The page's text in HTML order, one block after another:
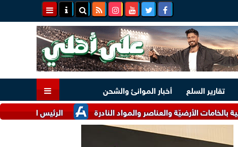
تقارير السلع
أخبار الموانئ والشحن
الرئيس السيسي وملك البحرين
والعناصر والمواد النادرة